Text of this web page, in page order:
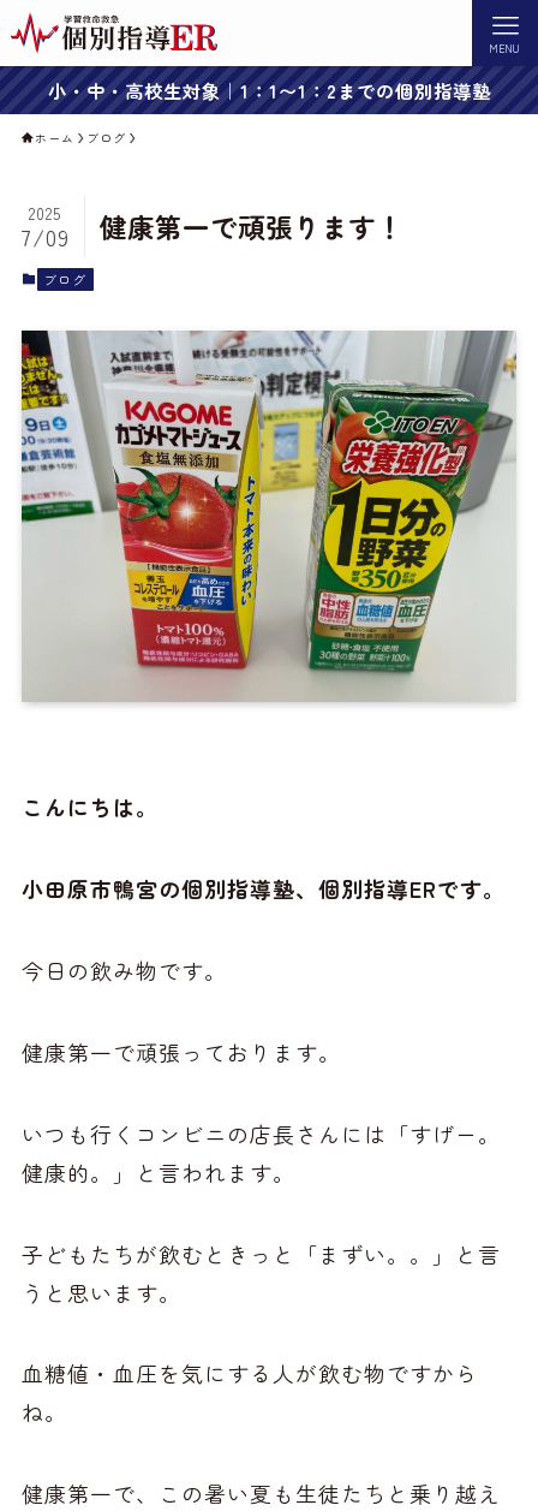
MENU
小・中・高校生対象｜1：1〜1：2までの個別指導塾
ホーム ブログ
健康第一で頑張ります！
2025
7/09
ブログ
こんにちは。
小田原市鴨宮の個別指導塾、個別指導ERです。
今日の飲み物です。
健康第一で頑張っております。
いつも行くコンビニの店長さんには「すげー。
健康的。」と言われます。
子どもたちが飲むときっと「まずい。。」と言
うと思います。
血糖値・血圧を気にする人が飲む物ですから
ね。
健康第一で、この暑い夏も生徒たちと乗り越え